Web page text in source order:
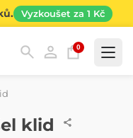
Vyzkoušet za 1 Kč
0
klid